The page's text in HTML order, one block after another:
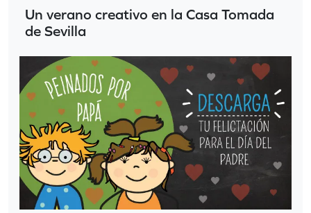
Un verano creativo en la Casa Tomada
de Sevilla